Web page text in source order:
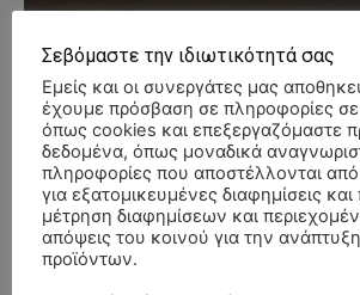
- Advertisment -
Σεβόμαστε την ιδιωτικότητά σας
Εμείς και οι συνεργάτες μας
έχουμε πρόσβαση σε πληροφορίες
όπως cookies και επεξεργαζόμαστε
δεδομένα, όπως μοναδικά
πληροφορίες που αποστέλλονται
για εξατομικευμένες διαφημίσεις
μέτρηση διαφημίσεων και
απόψεις του κοινού για την
προϊόντων.